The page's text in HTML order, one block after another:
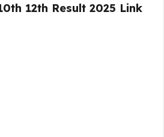
12th Result 2025 Link